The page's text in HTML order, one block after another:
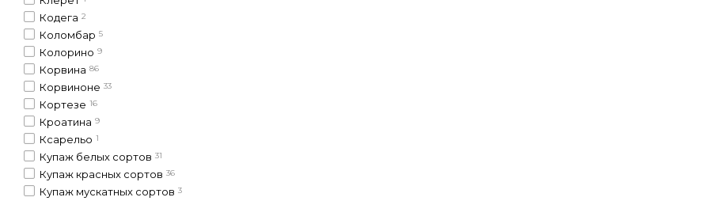
Кодега 2
Коломбар 5
Колорино 9
Корвина 86
Корвиноне 33
Кортезе 16
Кроатина 9
Ксарельо 1
Купаж белых сортов 31
Купаж красных сортов 36
Купаж мускатных сортов 3